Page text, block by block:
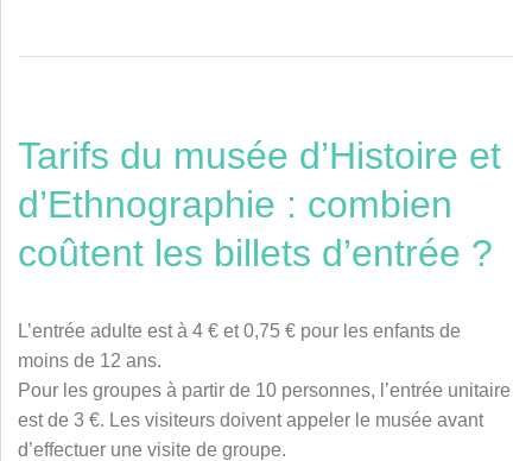
Tarifs du musée d’Histoire et
d’Ethnographie : combien
coûtent les billets d’entrée ?
L’entrée adulte est à 4 € et 0,75 € pour les enfants de
moins de 12 ans.
Pour les groupes à partir de 10 personnes, l’entrée unitaire
est de 3 €. Les visiteurs doivent appeler le musée avant
d’effectuer une visite de groupe.